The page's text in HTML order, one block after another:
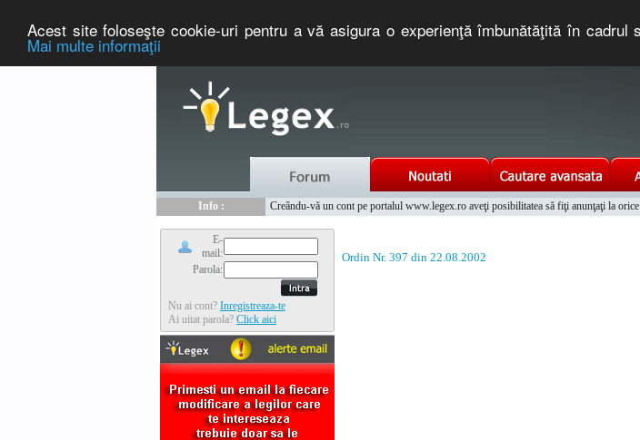
Acest site foloseşte cookie-uri pentru a vă asigura o experienţă îmbunătăţită în cadrul
Mai multe informaţii
Info :
Creându-vă un cont pe portalul www.legex.ro aveţi posibilitatea să fiţi anunţaţi la
E-
mail:
Parola:
Nu ai cont? Inregistreaza-te
Ai uitat parola? Click aici
Ordin Nr. 397 din 22.08.2002